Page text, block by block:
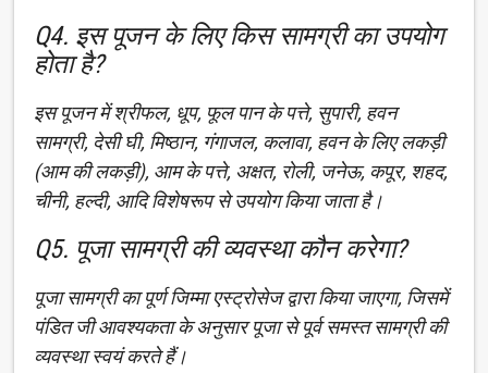
Q4. इस पूजन के लिए किस सामग्री का उपयोग
होता है?
इस पूजन में श्रीफल, धूप, फूल पान के पत्ते, सुपारी, हवन
सामग्री, देसी घी, मिष्ठान, गंगाजल, कलावा, हवन के लिए लकड़ी
(आम की लकड़ी), आम के पत्ते, अक्षत, रोली, जनेऊ, कपूर, शहद,
चीनी, हल्दी, आदि विशेषरूप से उपयोग किया जाता है।
Q5. पूजा सामग्री की व्यवस्था कौन करेगा?
पूजा सामग्री का पूर्ण जिम्मा एस्ट्रोसेज द्वारा किया जाएगा, जिसमें
पंडित जी आवश्यकता के अनुसार पूजा से पूर्व समस्त सामग्री की
व्यवस्था स्वयं करते हैं।